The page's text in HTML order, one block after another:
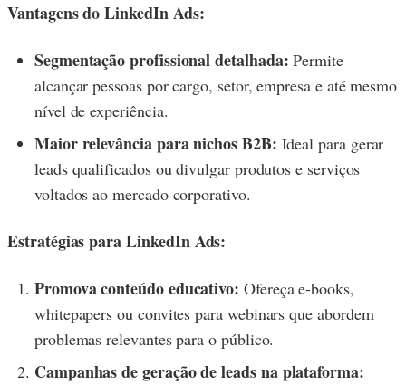
Vantagens do LinkedIn Ads:
Segmentação profissional detalhada: Permite
alcançar pessoas por cargo, setor, empresa e até mesmo
nível de experiência.
Maior relevância para nichos B2B: Ideal para gerar
leads qualificados ou divulgar produtos e serviços
voltados ao mercado corporativo.
Estratégias para LinkedIn Ads:
Promova conteúdo educativo: Ofereça e-books,
whitepapers ou convites para webinars que abordem
problemas relevantes para o público.
Campanhas de geração de leads na plataforma: